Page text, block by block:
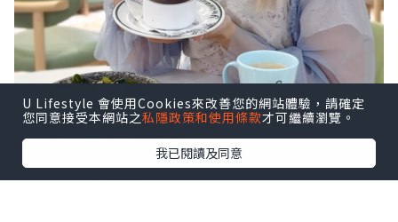
U Lifestyle 會使用Cookies來改善您的網站體驗，請確定
您同意接受本網站之私隱政策和使用條款才可繼續瀏覽。
我已閱讀及同意